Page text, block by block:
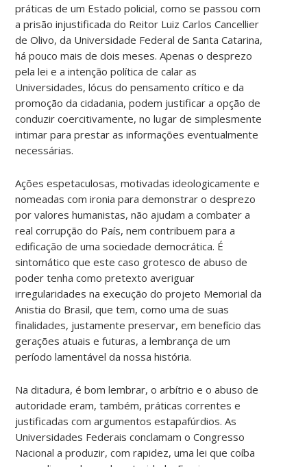
práticas de um Estado policial, como se passou com
a prisão injustificada do Reitor Luiz Carlos Cancellier
de Olivo, da Universidade Federal de Santa Catarina,
há pouco mais de dois meses. Apenas o desprezo
pela lei e a intenção política de calar as
Universidades, lócus do pensamento crítico e da
promoção da cidadania, podem justificar a opção de
conduzir coercitivamente, no lugar de simplesmente
intimar para prestar as informações eventualmente
necessárias.
Ações espetaculosas, motivadas ideologicamente e
nomeadas com ironia para demonstrar o desprezo
por valores humanistas, não ajudam a combater a
real corrupção do País, nem contribuem para a
edificação de uma sociedade democrática. É
sintomático que este caso grotesco de abuso de
poder tenha como pretexto averiguar
irregularidades na execução do projeto Memorial da
Anistia do Brasil, que tem, como uma de suas
finalidades, justamente preservar, em benefício das
gerações atuais e futuras, a lembrança de um
período lamentável da nossa história.
Na ditadura, é bom lembrar, o arbítrio e o abuso de
autoridade eram, também, práticas correntes e
justificadas com argumentos estapafúrdios. As
Universidades Federais conclamam o Congresso
Nacional a produzir, com rapidez, uma lei que coíba